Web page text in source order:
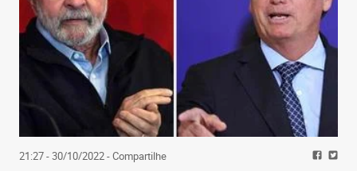
21:27 - 30/10/2022- Compartilhe